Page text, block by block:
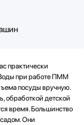
практически
Воды при работе ПММ
посуды вручную.
обработкой детской
время. Большинство
Они